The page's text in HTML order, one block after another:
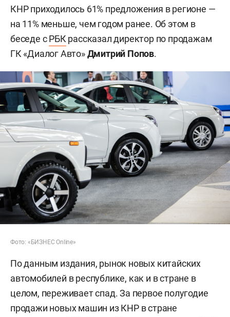
КНР приходилось 61% предложения в регионе —
на 11% меньше, чем годом ранее. Об этом в
беседе сРБК рассказал директор по продажам
ГК «Диалог Авто»Дмитрий Попов.
Фото: «БИЗНЕС Online»
По данным издания, рынок новых китайских
автомобилей в республике, как и в стране в
целом, переживает спад. За первое полугодие
продажи новых машин из КНР в стране